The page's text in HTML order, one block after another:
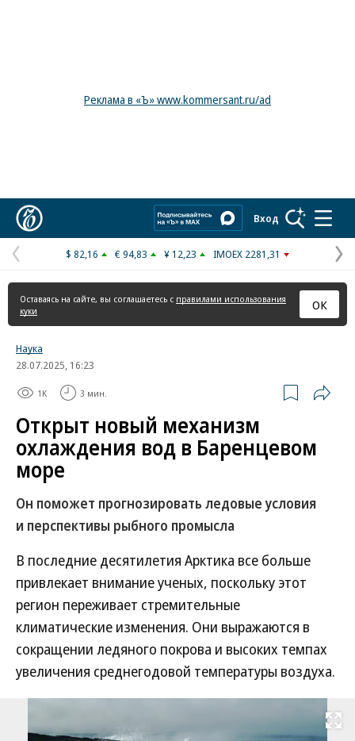
Реклама в «Ъ» www.kommersant.ru/ad
Вход
Предыдущая
страница
$ 82,16 € 94,83 ¥ 12,23 IMOEX 2281,31
Оставаясь на сайте, вы соглашаетесь с правилами использования
куки
ОК
Наука
28.07.2025, 16:23
1K 3 мин.
Открыт новый механизм
охлаждения вод в Баренцевом
море
Он поможет прогнозировать ледовые условия
и перспективы рыбного промысла
В последние десятилетия Арктика все больше
привлекает внимание ученых, поскольку этот
регион переживает стремительные
климатические изменения. Они выражаются в
сокращении ледяного покрова и высоких темпах
увеличения среднегодовой температуры воздуха.
Развернуть